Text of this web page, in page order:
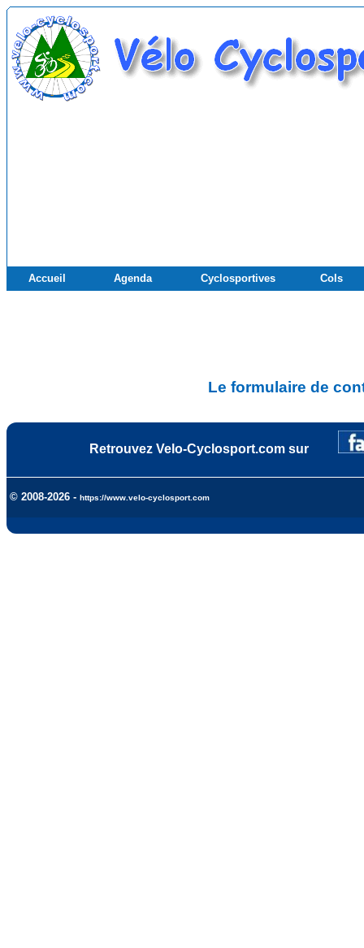
Accueil Agenda Cyclosportives Cols
Le formulaire de
Retrouvez Velo-Cyclosport.com sur
© 2008-2026 - https://www.velo-cyclosport.com